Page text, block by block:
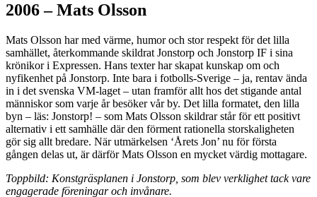
2006 – Mats Olsson
Mats Olsson har med värme, humor och stor respekt för det lilla
samhället, återkommande skildrat Jonstorp och Jonstorp IF i sina
krönikor i Expressen. Hans texter har skapat kunskap om och
nyfikenhet på Jonstorp. Inte bara i fotbolls-Sverige – ja, rentav ända
in i det svenska VM-laget – utan framför allt hos det stigande antal
människor som varje år besöker vår by. Det lilla formatet, den lilla
byn – läs: Jonstorp! – som Mats Olsson skildrar står för ett positivt
alternativ i ett samhälle där den förment rationella storskaligheten
gör sig allt bredare. När utmärkelsen ‘Årets Jon’ nu för första
gången delas ut, är därför Mats Olsson en mycket värdig mottagare.
Toppbild: Konstgräsplanen i Jonstorp, som blev verklighet tack vare
engagerade föreningar och invånare.